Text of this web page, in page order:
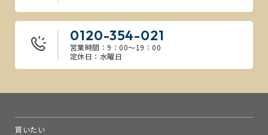
0120-354-021
営業時間：9：00～19：00
定休日：水曜日
買いたい